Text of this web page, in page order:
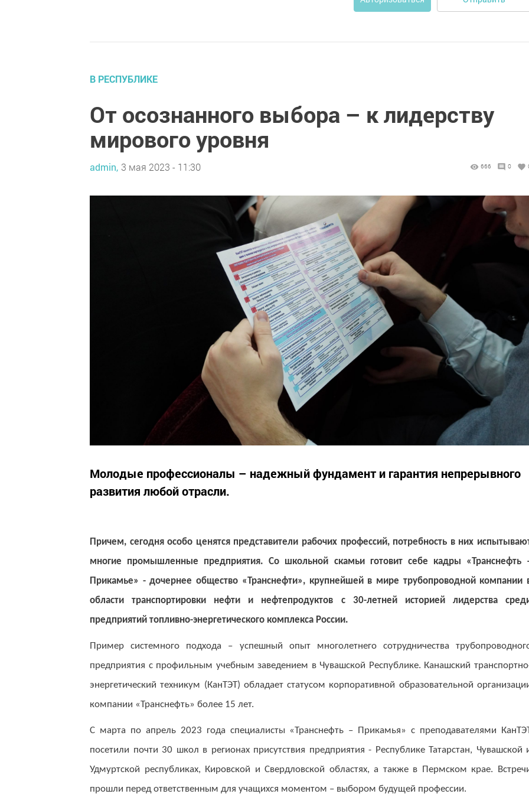
В РЕСПУБЛИКЕ
От осознанного выбора – к лидерству
мирового уровня
admin, 3 мая 2023 - 11:30 666 0
Молодые профессионалы – надежный фундамент и гарантия непрерывного
развития любой отрасли.
Причем, сегодня особо ценятся представители рабочих профессий, потребность в них
многие промышленные предприятия. Со школьной скамьи готовит себе кадры «Транснефть
Прикамье» - дочернее общество «Транснефти», крупнейшей в мире трубопроводной компании
области транспортировки нефти и нефтепродуктов с 30-летней историей лидерства
предприятий топливно-энергетического комплекса России.
Пример системного подхода – успешный опыт многолетнего сотрудничества
предприятия с профильным учебным заведением в Чувашской Республике. Канашский
энергетический техникум (КанТЭТ) обладает статусом корпоративной образовательной
компании «Транснефть» более 15 лет.
С марта по апрель 2023 года специалисты «Транснефть – Прикамья» с преподавателями
посетили почти 30 школ в регионах присутствия предприятия - Республике Татарстан, Чувашской
Удмуртской республиках, Кировской и Свердловской областях, а также в Пермском крае.
прошли перед ответственным для учащихся моментом – выбором будущей профессии.